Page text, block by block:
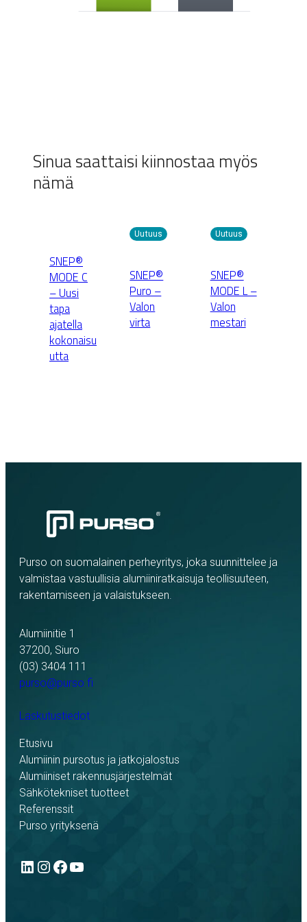
Sinua saattaisi kiinnostaa myös
nämä
SNEP®
MODE C
– Uusi
tapa
ajatella
kokonaisu
utta
Uutuus
SNEP®
Puro –
Valon
virta
Uutuus
SNEP®
MODE L –
Valon
mestari
Purso on suomalainen perheyritys, joka suunnittelee ja
valmistaa vastuullisia alumiiniratkaisuja teollisuuteen,
rakentamiseen ja valaistukseen.
Alumiinitie 1
37200, Siuro
(03) 3404 111
purso@purso.fi
Laskutustiedot
Etusivu
Alumiinin pursotus ja jatkojalostus
Alumiiniset rakennusjärjestelmät
Sähkötekniset tuotteet
Referenssit
Purso yrityksenä
LinkedIn
Instagram
Facebook
YouTube